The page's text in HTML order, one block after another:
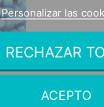
Personalizar las
RECHAZAR
ACEPTO